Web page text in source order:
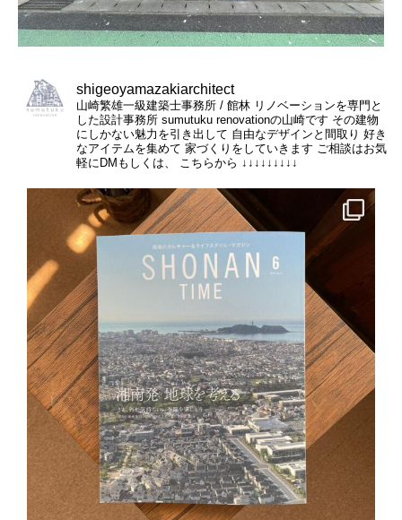
shigeoyamazakiarchitect
山崎繁雄一級建築士事務所 / 館林 リノベーションを専門と
した設計事務所 sumutuku renovationの山崎です その建物
にしかない魅力を引き出して 自由なデザインと間取り 好き
なアイテムを集めて 家づくりをしていきます ご相談はお気
軽にDMもしくは、
こちらから ↓↓↓↓↓↓↓↓↓